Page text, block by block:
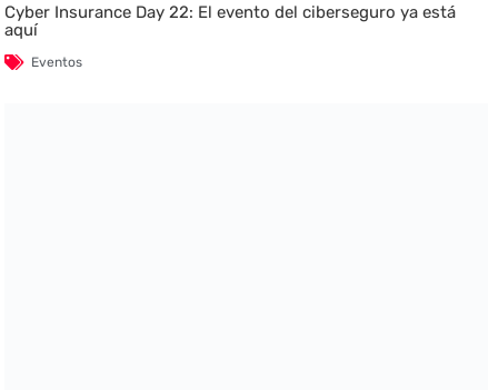
Cyber Insurance Day 22: El evento del ciberseguro ya está
aquí
Eventos